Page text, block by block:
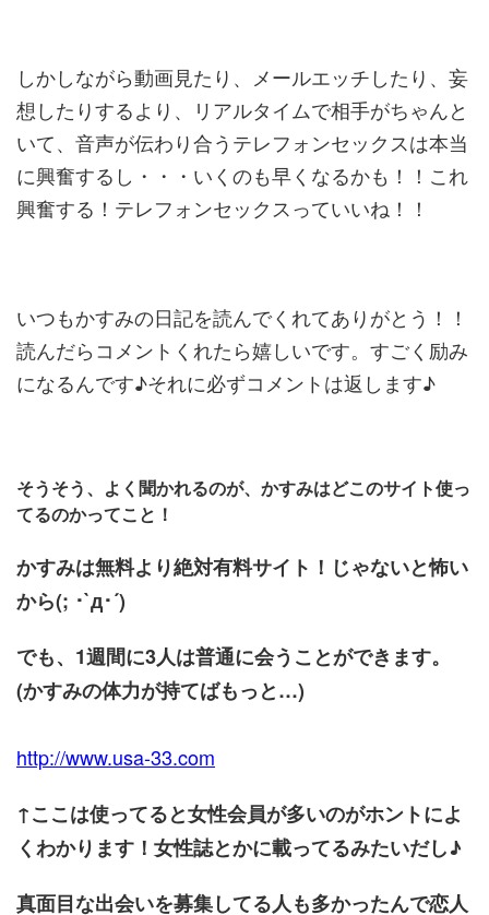
しかしながら動画見たり、メールエッチしたり、妄
想したりするより、リアルタイムで相手がちゃんと
いて、音声が伝わり合うテレフォンセックスは本当
に興奮するし・・・いくのも早くなるかも！！これ
興奮する！テレフォンセックスっていいね！！
いつもかすみの日記を読んでくれてありがとう！！
読んだらコメントくれたら嬉しいです。すごく励み
になるんです♪それに必ずコメントは返します♪
そうそう、よく聞かれるのが、かすみはどこのサイト使っ
てるのかってこと！
かすみは無料より絶対有料サイト！じゃないと怖い
から(; ･`д･´)
でも、1週間に3人は普通に会うことができます。
(かすみの体力が持てばもっと…)
http://www.usa-33.com
↑ここは使ってると女性会員が多いのがホントによ
くわかります！女性誌とかに載ってるみたいだし♪
真面目な出会いを募集してる人も多かったんで恋人